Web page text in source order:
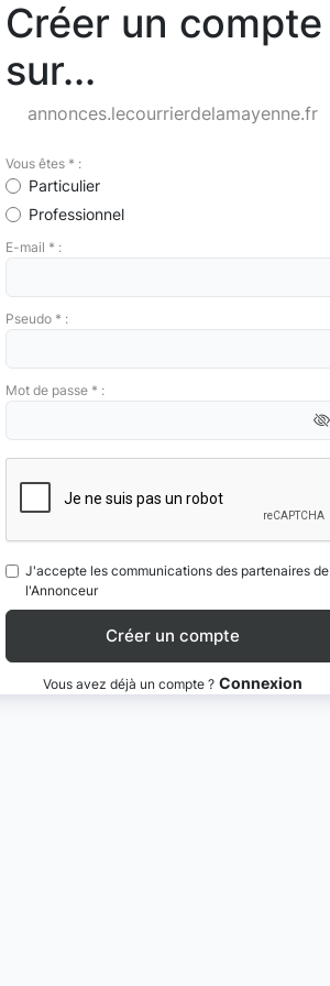
Créer un compte
sur...
annonces.lecourrierdelamayenne.fr
Vous êtes * :
Particulier
Professionnel
E-mail * :
Pseudo * :
Mot de passe * :
J'accepte les communications des partenaires de
l'Annonceur
Vous avez déjà un compte ? Connexion